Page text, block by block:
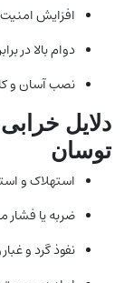
افزایش امنیت
دوام بالا در
نصب آسان و
دلایل
توسان
استهلاک و
ضربه یا
نفوذ گرد و